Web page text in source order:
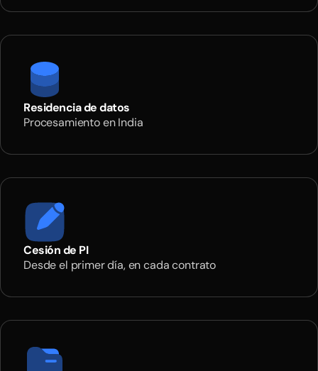
Residencia de datos
Procesamiento en India
Cesión de PI
Desde el primer día, en cada contrato